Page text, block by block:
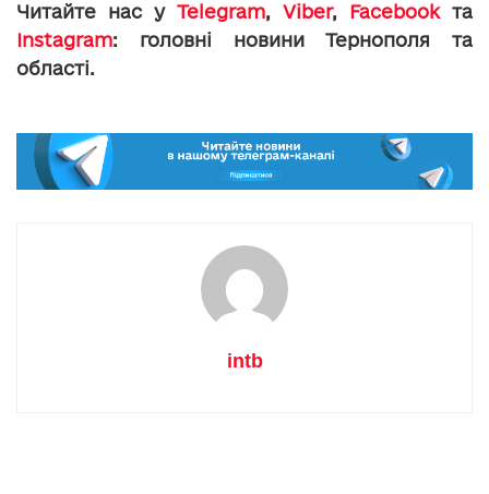
Читайте нас у Telegram, Viber, Facebookта
Instagram: головні новини Тернополя та
області.
intb